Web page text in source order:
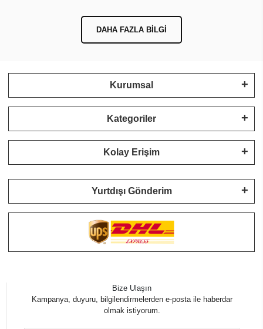
DAHA FAZLA BILGI
Kurumsal
Kategoriler
Kolay Erişim
Yurtdışı Gönderim
Bize Ulaşın
Kampanya, duyuru, bilgilendirmelerden e-posta ile haberdar
olmak istiyorum.